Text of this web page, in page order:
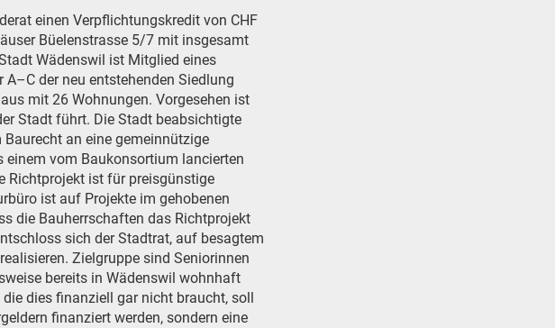
einen Verpflichtungskredit von CHF
Büelenstrasse 5/7 mit insgesamt
Wädenswil ist Mitglied eines
der neu entstehenden Siedlung
mit 26 Wohnungen. Vorgesehen ist
Stadt führt. Die Stadt beabsichtigte
an eine gemeinnützige
vom Baukonsortium lancierten
Richtprojekt ist für preisgünstige
ist auf Projekte im gehobenen
die Bauherrschaften das Richtprojekt
sich der Stadtrat, auf besagtem
Zielgruppe sind Seniorinnen
bereits in Wädenswil wohnhaft
dies finanziell gar nicht braucht, soll
finanziert werden, sondern eine